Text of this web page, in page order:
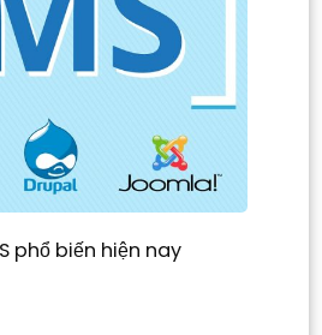
phổ biến hiện nay